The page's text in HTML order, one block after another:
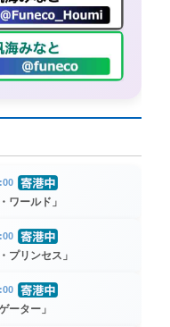
ワールド」
プリンセス」
ーター」